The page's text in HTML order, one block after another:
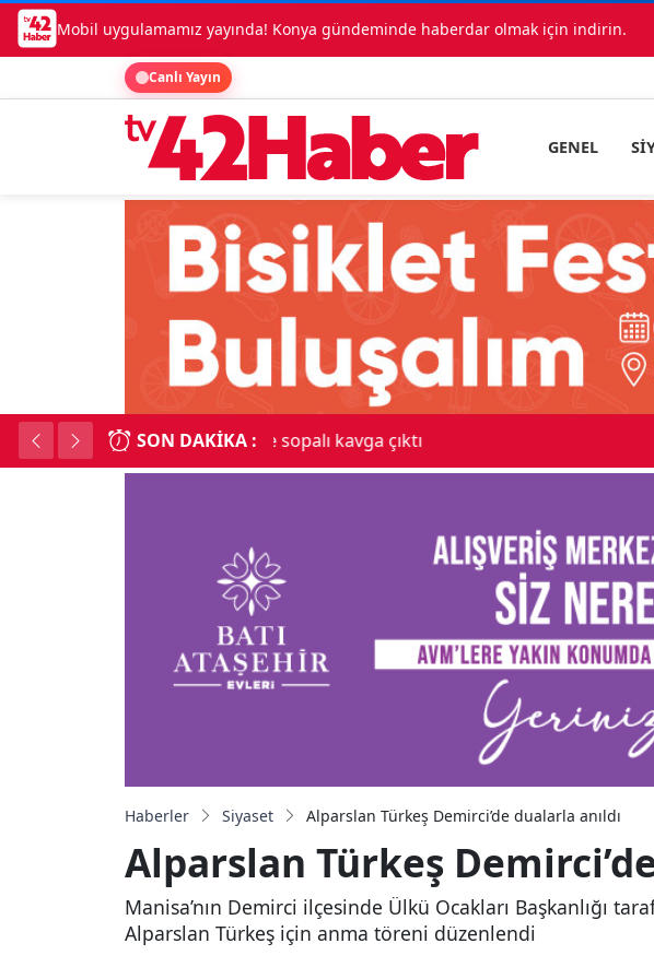
Mobil uygulamamız yayında! Konya gündeminde haberdar olmak için indirin.
Canlı Yayın
GENEL
SON DAKIKA : 18:34 Lüks otomobille kar maskeli milyonluk
Haberler Siyaset Alparslan Türkeş Demirci’de dualarla anıldı
Alparslan Türkeş
Manisa’nın Demirci ilçesinde Ülkü Ocakları Başkanlığı
Alparslan Türkeş için anma töreni düzenlendi